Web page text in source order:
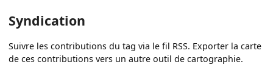
Syndication
Suivre les contributions du tag via le fil RSS. Exporter la carte
de ces contributions vers un autre outil de cartographie.